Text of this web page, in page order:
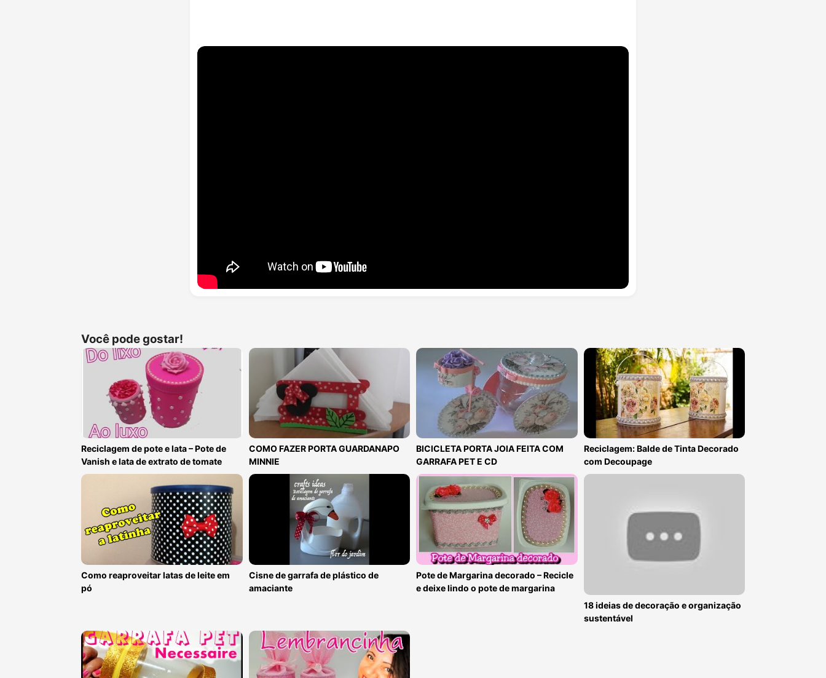
Você pode gostar!
Reciclagem de pote e lata – Pote de
Vanish e lata de extrato de tomate
COMO FAZER PORTA GUARDANAPO
MINNIE
BICICLETA PORTA JOIA FEITA COM
GARRAFA PET E CD
Reciclagem: Balde de Tinta Decorado
com Decoupage
Como reaproveitar latas de leite em
pó
Cisne de garrafa de plástico de
amaciante
Pote de Margarina decorado – Recicle
e deixe lindo o pote de margarina
18 ideias de decoração e organização
sustentável